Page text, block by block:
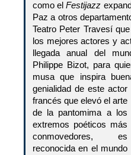
como elFestijazz
Paz a otros
Teatro Peter Travesí
los mejores actores y
llegada anual del
Philippe Bizot, para
musa que inspira
genialidad de este actor
francés que elevó el arte
de la pantomima a los
extremos poéticos más
conmovedores, es
reconocida en el mundo